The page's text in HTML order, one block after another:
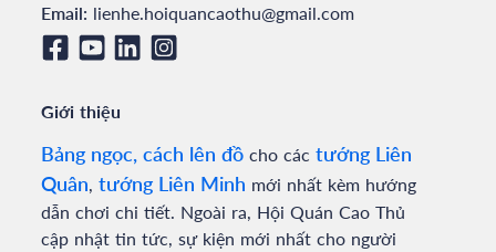
Email: lienhe.hoiquancaothu@gmail.com
Giới thiệu
Bảng ngọc, cách lên đồ cho các tướng Liên
Quân, tướng Liên Minh mới nhất kèm hướng
dẫn chơi chi tiết. Ngoài ra, Hội Quán Cao Thủ
cập nhật tin tức, sự kiện mới nhất cho người